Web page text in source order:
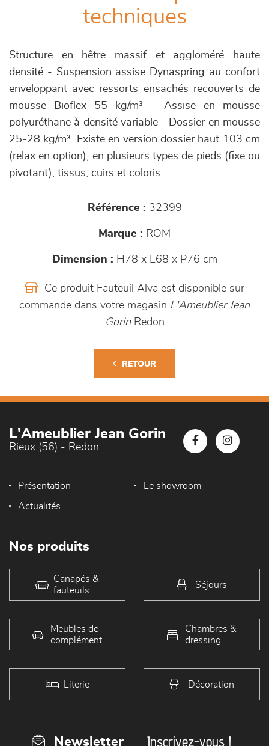
techniques
Structure en hêtre massif et aggloméré haute
densité - Suspension assise Dynaspring au confort
enveloppant avec ressorts ensachés recouverts de
mousse Bioflex 55 kg/m³ - Assise en mousse
polyuréthane à densité variable - Dossier en mousse
25-28 kg/m³. Existe en version dossier haut 103 cm
(relax en option), en plusieurs types de pieds (fixe ou
pivotant), tissus, cuirs et coloris.
Référence : 32399
Marque : ROM
Dimension : H78 x L68 x P76 cm
Ce produit Fauteuil Alva est disponible sur
commande dans votre magasin L'Ameublier Jean
GorinRedon
RETOUR
L'Ameublier Jean Gorin
Rieux (56) - Redon
Présentation Le showroom
Actualités
Nos produits
Canapés &
fauteuils
Séjours
Meubles de
complément
Chambres &
dressing
Literie Décoration
Newsletter Inscrivez-vous !